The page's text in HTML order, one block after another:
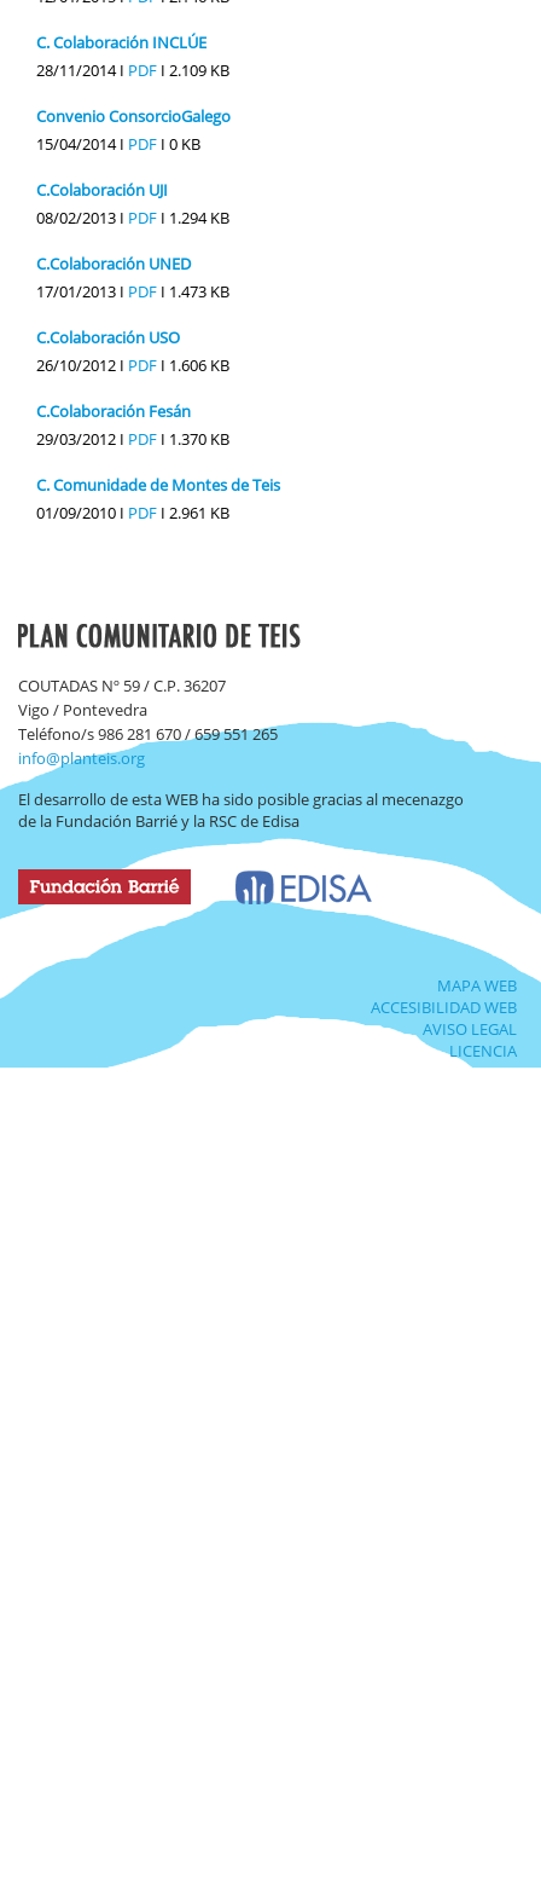
C. Colaboración INCLÚE
28/11/2014 I PDF I 2.109 KB
Convenio ConsorcioGalego
15/04/2014 I PDF I 0 KB
C.Colaboración UJI
08/02/2013 I PDF I 1.294 KB
C.Colaboración UNED
17/01/2013 I PDF I 1.473 KB
C.Colaboración USO
26/10/2012 I PDF I 1.606 KB
C.Colaboración Fesán
29/03/2012 I PDF I 1.370 KB
C. Comunidade de Montes de Teis
01/09/2010 I PDF I 2.961 KB
COUTADAS Nº 59 / C.P. 36207
Vigo / Pontevedra
Teléfono/s 986 281 670 / 659 551 265
info@planteis.org
El desarrollo de esta WEB ha sido posible gracias al mecenazgo
de la Fundación Barrié y la RSC de Edisa
MAPA WEB
ACCESIBILIDAD WEB
AVISO LEGAL
LICENCIA